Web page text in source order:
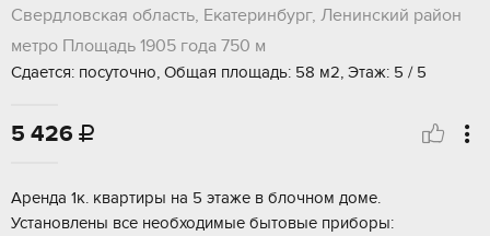
Свердловская область, Екатеринбург, Ленинский район
метро Площадь 1905 года 750 м
Сдается: посуточно, Общая площадь: 58 м2, Этаж: 5 / 5
5 426 
Аренда 1к. квартиры на 5 этаже в блочном доме.
Установлены все необходимые бытовые приборы: